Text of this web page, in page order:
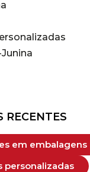
RECENTES
em embalagens
personalizadas